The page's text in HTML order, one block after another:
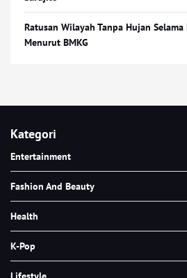
Ratusan Wilayah Tanpa Hujan
Menurut BMKG
Kategori
Entertainment
Fashion And Beauty
Health
K-Pop